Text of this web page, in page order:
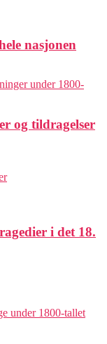
nasjonen
under 1800-
og tildragelser
i det 18.
under 1800-tallet